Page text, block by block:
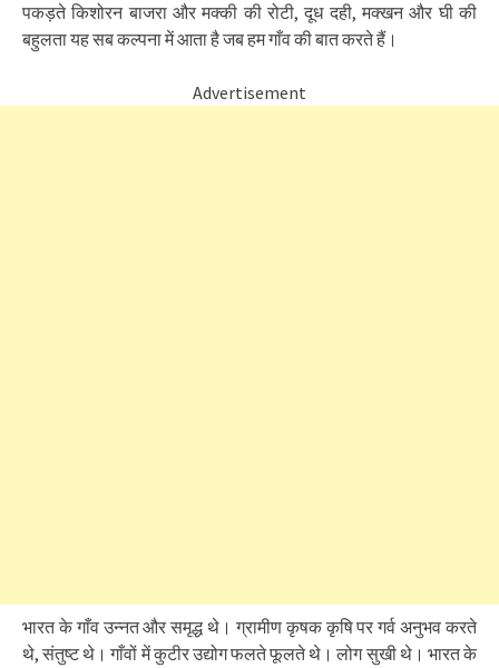
पकड़ते किशोरन बाजरा और मक्की की रोटी, दूध दही, मक्खन और घी की
बहुलता यह सब कल्पना में आता है जब हम गाँव की बात करते हैं।
Advertisement
भारत के गाँव उन्नत और समृद्ध थे। ग्रामीण कृषक कृषि पर गर्व अनुभव करते
थे, संतुष्ट थे। गाँवों में कुटीर उद्योग फलते फूलते थे। लोग सुखी थे। भारत के